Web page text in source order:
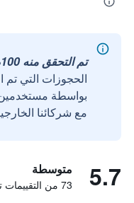
تم التحقق منه 100%
الحجوزات التي تم
مع شركائنا
5.7 متوسطة
73 من التقييمات تم التحقق منها